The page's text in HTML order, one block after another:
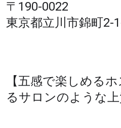
〒190-0022
東京都立川市錦町2-
【五感で楽しめる
るサロンのような上